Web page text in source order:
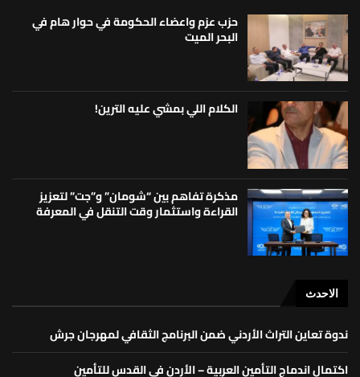
حزب عزم واعضاء الحكومة في حوار هام في
البحر الميت
الكلام اللي بمشي عليه الترين!
مذكرة تفاهم بين “شومان” و”جت” لتعزيز
القراءة واستثمار وقت التنقل في المعرفة
الاحدث
ندوة تعاين التراث الأردني ضمن البرنامج الثقافي لمهرجان جرش
اكتمال اندماج التأمين العربية – الأردن في القدس للتأمين